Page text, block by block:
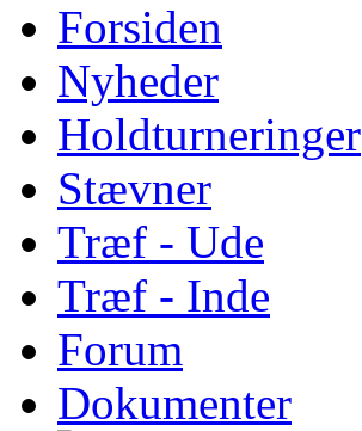
Forsiden
Nyheder
Holdturneringer
Stævner
Træf - Ude
Træf - Inde
Forum
Dokumenter